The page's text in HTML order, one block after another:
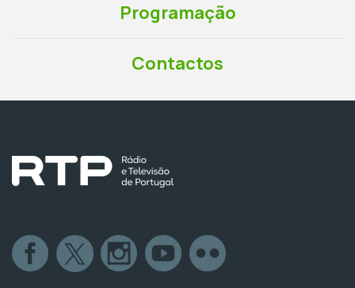
Programação
Contactos